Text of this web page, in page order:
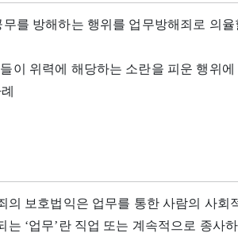
를 방해하는 행위를 업무방해죄로 의
이 위력에 해당하는 소란을 피운 행위
보호법익은 업무를 통한 사람의 사회
는 ‘업무’란 직업 또는 계속적으로 종사